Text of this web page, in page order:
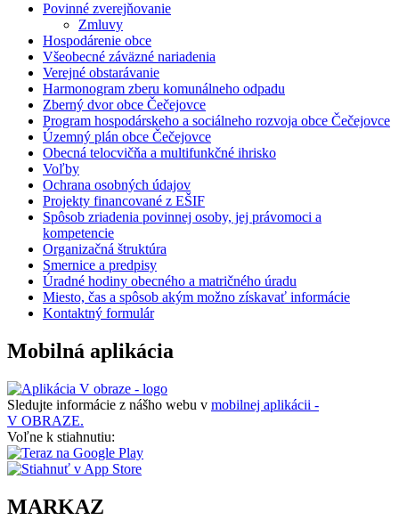
Povinné zverejňovanie
Zmluvy
Hospodárenie obce
Všeobecné záväzné nariadenia
Verejné obstarávanie
Harmonogram zberu komunálneho odpadu
Zberný dvor obce Čečejovce
Program hospodárskeho a sociálneho rozvoja obce Čečejovce
Územný plán obce Čečejovce
Obecná telocvičňa a multifunkčné ihrisko
Voľby
Ochrana osobných údajov
Projekty financované z EŠIF
Spôsob zriadenia povinnej osoby, jej právomoci a
kompetencie
Organizačná štruktúra
Smernice a predpisy
Úradné hodiny obecného a matričného úradu
Miesto, čas a spôsob akým možno získavať informácie
Kontaktný formulár
Mobilná aplikácia
Sledujte informácie z nášho webu v mobilnej aplikácii -
V OBRAZE.
Voľne k stiahnutiu:
MARKAZ